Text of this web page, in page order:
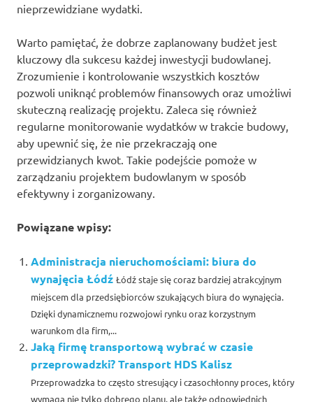
nieprzewidziane wydatki.
Warto pamiętać, że dobrze zaplanowany budżet jest
kluczowy dla sukcesu każdej inwestycji budowlanej.
Zrozumienie i kontrolowanie wszystkich kosztów
pozwoli uniknąć problemów finansowych oraz umożliwi
skuteczną realizację projektu. Zaleca się również
regularne monitorowanie wydatków w trakcie budowy,
aby upewnić się, że nie przekraczają one
przewidzianych kwot. Takie podejście pomoże w
zarządzaniu projektem budowlanym w sposób
efektywny i zorganizowany.
Powiązane wpisy:
Administracja nieruchomościami: biura do
wynajęcia Łódź Łódź staje się coraz bardziej atrakcyjnym
miejscem dla przedsiębiorców szukających biura do wynajęcia.
Dzięki dynamicznemu rozwojowi rynku oraz korzystnym
warunkom dla firm,...
Jaką firmę transportową wybrać w czasie
przeprowadzki? Transport HDS Kalisz
Przeprowadzka to często stresujący i czasochłonny proces, który
wymaga nie tylko dobrego planu, ale także odpowiednich